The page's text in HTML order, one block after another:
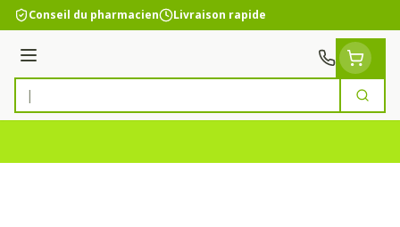
Aller au contenu
Conseil du pharmacien Livraison rapide
Menu
Rechercher